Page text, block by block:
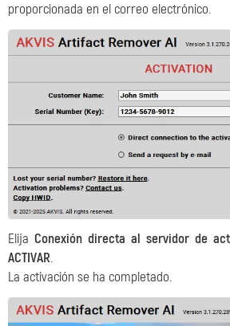
proporcionada en el correo electrónico.
Elija Conexión directa al servidor de
ACTIVAR.
La activación se ha completado.